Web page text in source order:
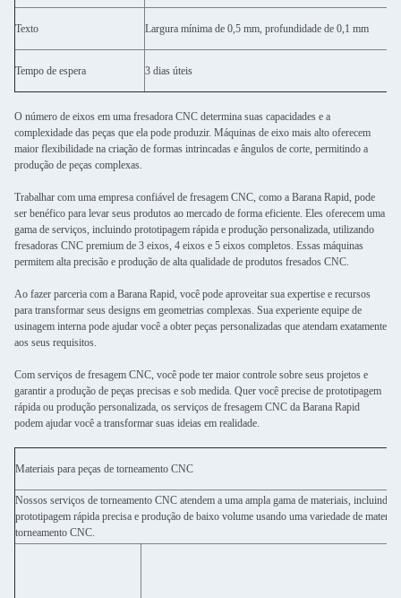
Texto Largura mínima de 0,5 mm, profundidade de 0,1 mm
Tempo de espera 3 dias úteis
O número de eixos em uma fresadora CNC determina suas capacidades e a
complexidade das peças que ela pode produzir. Máquinas de eixo mais alto oferecem
maior flexibilidade na criação de formas intrincadas e ângulos de corte, permitindo a
produção de peças complexas.
Trabalhar com uma empresa confiável de fresagem CNC, como a Barana Rapid, pode
ser benéfico para levar seus produtos ao mercado de forma eficiente. Eles oferecem uma
gama de serviços, incluindo prototipagem rápida e produção personalizada, utilizando
fresadoras CNC premium de 3 eixos, 4 eixos e 5 eixos completos. Essas máquinas
permitem alta precisão e produção de alta qualidade de produtos fresados ​​CNC.
Ao fazer parceria com a Barana Rapid, você pode aproveitar sua expertise e recursos
para transformar seus designs em geometrias complexas. Sua experiente equipe de
usinagem interna pode ajudar você a obter peças personalizadas que atendam exatamente
aos seus requisitos.
Com serviços de fresagem CNC, você pode ter maior controle sobre seus projetos e
garantir a produção de peças precisas e sob medida. Quer você precise de prototipagem
rápida ou produção personalizada, os serviços de fresagem CNC da Barana Rapid
podem ajudar você a transformar suas ideias em realidade.
Materiais para peças de torneamento CNC
Nossos serviços de torneamento CNC atendem a uma ampla gama de materiais,
prototipagem rápida precisa e produção de baixo volume usando uma variedade de
torneamento CNC.